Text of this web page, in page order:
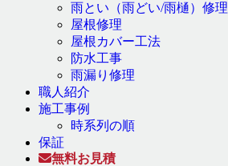
雨とい（雨どい/雨樋）修理
屋根修理
屋根カバー工法
防水工事
雨漏り修理
職人紹介
施工事例
時系列の順
保証
無料お見積